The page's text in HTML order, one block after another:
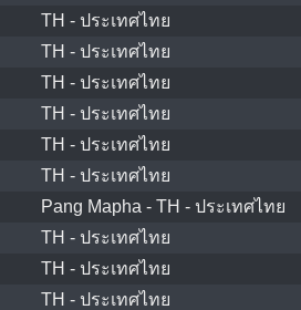
TH - ประเทศไทย
TH - ประเทศไทย
TH - ประเทศไทย
TH - ประเทศไทย
TH - ประเทศไทย
TH - ประเทศไทย
Pang Mapha - TH - ประเทศไทย
TH - ประเทศไทย
TH - ประเทศไทย
TH - ประเทศไทย